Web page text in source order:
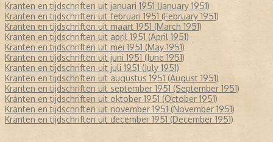
Kranten en tijdschriften uit januari 1951 (January 1951)
Kranten en tijdschriften uit februari 1951 (February 1951)
Kranten en tijdschriften uit maart 1951 (March 1951)
Kranten en tijdschriften uit april 1951 (April 1951)
Kranten en tijdschriften uit mei 1951 (May 1951)
Kranten en tijdschriften uit juni 1951 (June 1951)
Kranten en tijdschriften uit juli 1951 (July 1951)
Kranten en tijdschriften uit augustus 1951 (August 1951)
Kranten en tijdschriften uit september 1951 (September 1951)
Kranten en tijdschriften uit oktober 1951 (October 1951)
Kranten en tijdschriften uit november 1951 (November 1951)
Kranten en tijdschriften uit december 1951 (December 1951)